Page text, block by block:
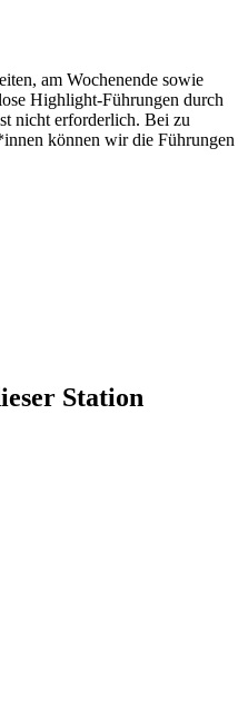
am Wochenende sowie
Highlight-Führungen durch
nicht erforderlich. Bei zu
können wir die Führungen
Station